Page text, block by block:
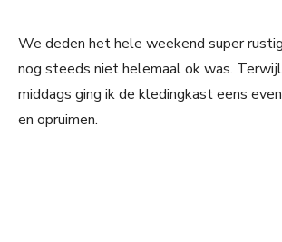
We deden het hele weekend super
nog steeds niet helemaal ok was. Terwijl
middags ging ik de kledingkast eens
en opruimen.